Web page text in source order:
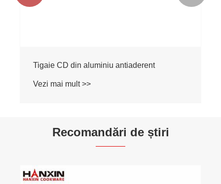
Tigaie CD din aluminiu antiaderent
Vezi mai mult >>
Recomandări de știri